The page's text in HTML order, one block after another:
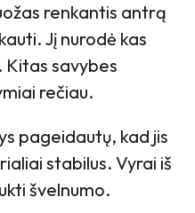
renkantis antrą
Jį nurodė kas
Kitas savybes
rečiau.
pageidautų, kad jis
stabilus. Vyrai iš
švelnumo.